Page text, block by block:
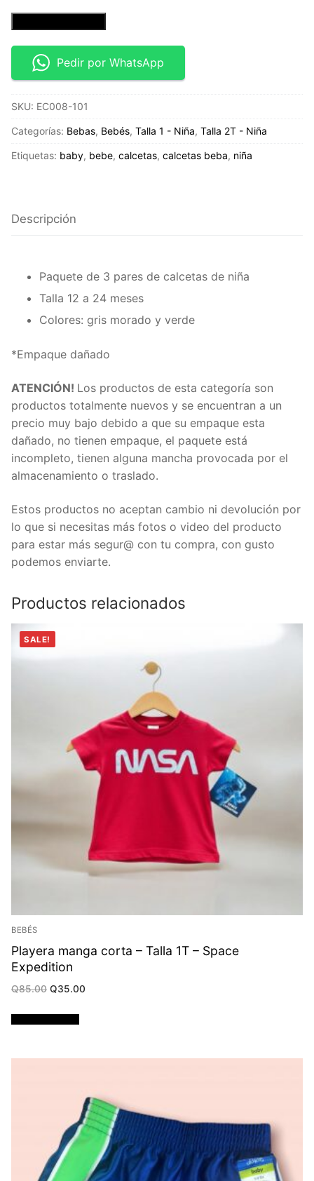
calcetas
Talla
12
24
Baby
Pedir por WhatsApp
SKU: EC008-101
Categorías: Bebas, Bebés, Talla 1 - Niña, Talla 2T - Niña
Etiquetas: baby, bebe, calcetas, calcetas beba, niña
Descripción
Paquete de 3 pares de calcetas de niña
Talla 12 a 24 meses
Colores: gris morado y verde
*Empaque dañado
ATENCIÓN! Los productos de esta categoría son
productos totalmente nuevos y se encuentran a un
precio muy bajo debido a que su empaque esta
dañado, no tienen empaque, el paquete está
incompleto, tienen alguna mancha provocada por el
almacenamiento o traslado.
Estos productos no aceptan cambio ni devolución por
lo que si necesitas más fotos o video del producto
para estar más segur@ con tu compra, con gusto
podemos enviarte.
Productos relacionados
SALE!
BEBÉS
Playera manga corta – Talla 1T – Space
Expedition
Q85.00 Original
Q85.00.
Q35.00